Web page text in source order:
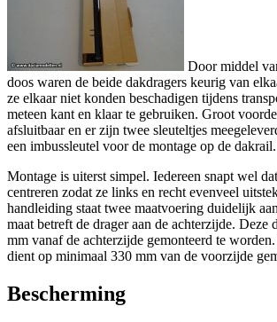
Door middel
doos waren de beide dakdragers keurig van
ze elkaar niet konden beschadigen tijdens
meteen kant en klaar te gebruiken. Groot
afsluitbaar en er zijn twee sleuteltjes
een imbussleutel voor de montage op de dakrail.
Montage is uiterst simpel. Iedereen snapt wel
centreren zodat ze links en recht evenveel
handleiding staat twee maatvoering duidelijk
maat betreft de drager aan de achterzijde. Deze
mm vanaf de achterzijde gemonteerd te
dient op minimaal 330 mm van de voorzijde
Bescherming